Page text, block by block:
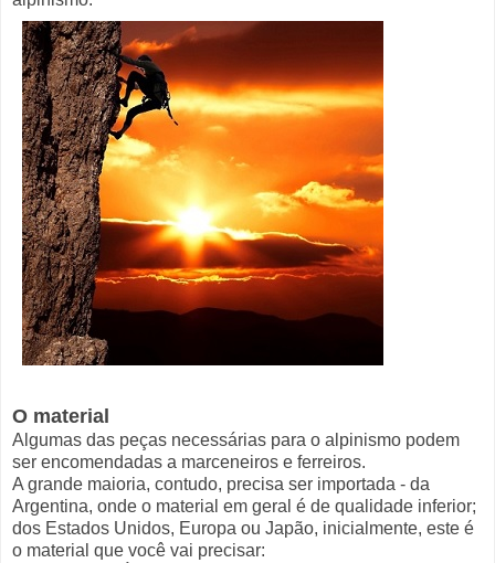
O material
Algumas das peças necessárias para o alpinismo podem
ser encomendadas a marceneiros e ferreiros.
A grande maioria, contudo, precisa ser importada - da
Argentina, onde o material em geral é de qualidade inferior;
dos Estados Unidos, Europa ou Japão, inicialmente, este é
o material que você vai precisar: